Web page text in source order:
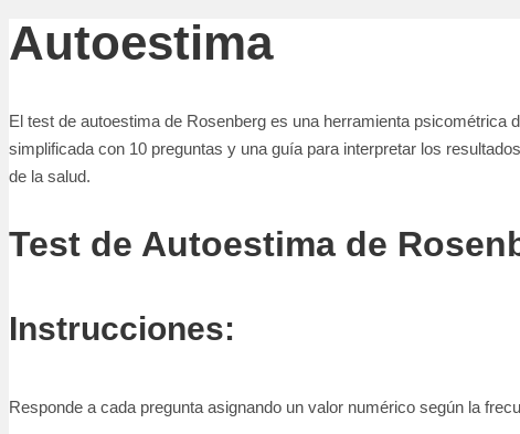
Autoestima
El test de autoestima de Rosenberg es una herramienta psicométrica
simplificada con 10 preguntas y una guía para interpretar los
de la salud.
Test de Autoestima de
Instrucciones:
Responde a cada pregunta asignando un valor numérico según la